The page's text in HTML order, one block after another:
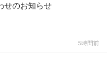
せのお知らせ
5時間前